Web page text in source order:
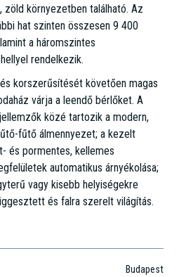
zöld környezetben található. Az
hat szinten összesen 9 400
a háromszintes
rendelkezik.
korszerűsítését követően magas
várja a leendő bérlőket. A
közé tartozik a modern,
fűtő álmennyezet; a kezelt
és pormentes, kellemes
automatikus árnyékolása;
vagy kisebb helyiségekre
és falra szerelt világítás.
Budapest